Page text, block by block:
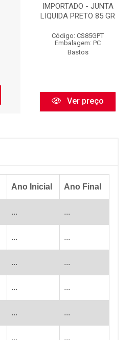
IMPORTADO - JUNTA
LIQUIDA PRETO 85 GR
Código: CS85GPT
Embalagem: PC
Bastos
Ver preço
Ano Inicial Ano Final
... ...
... ...
... ...
... ...
... ...
... ...